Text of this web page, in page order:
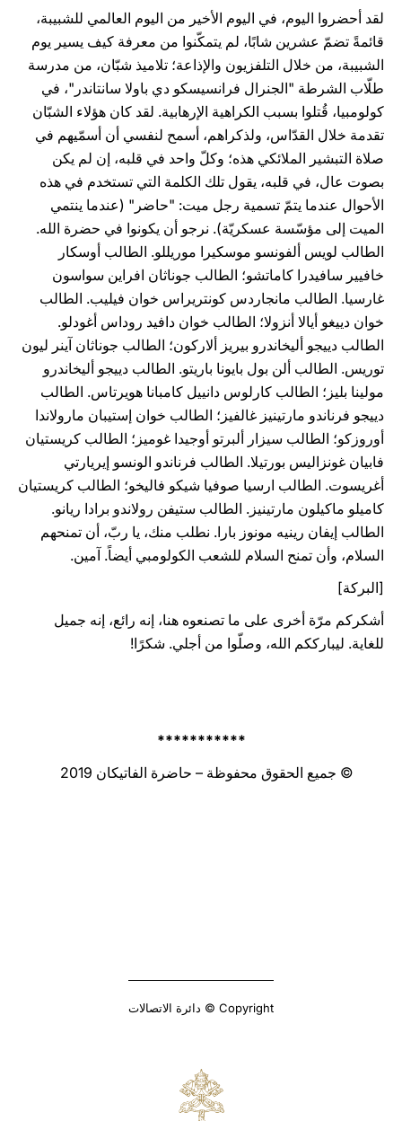
لقد أحضروا اليوم، في اليوم الأخير من اليوم العالمي للشبيبة،
قائمةً تضمّ عشرين شابًا، لم يتمكّنوا من معرفة كيف يسير يوم
الشبيبة، من خلال التلفزيون والإذاعة؛ تلاميذ شبّان، من مدرسة
طلّاب الشرطة "الجنرال فرانسيسكو دي باولا سانتاندر"، في
كولومبيا، قُتلوا بسبب الكراهية الإرهابية. لقد كان هؤلاء الشبّان
تقدمة خلال القدّاس، ولذكراهم، أسمح لنفسي أن أسمّيهم في
صلاة التبشير الملائكي هذه؛ وكلّ واحد في قلبه، إن لم يكن
بصوت عال، في قلبه، يقول تلك الكلمة التي تستخدم في هذه
الأحوال عندما يتمّ تسمية رجل ميت: "حاضر" (عندما ينتمي
الميت إلى مؤسّسة عسكريّة). نرجو أن يكونوا في حضرة الله.
الطالب لويس ألفونسو موسكيرا موريللو. الطالب أوسكار
خافيير سافيدرا كاماتشو؛ الطالب جوناثان افراين سواسون
غارسيا. الطالب مانجاردس كونتريراس خوان فيليب. الطالب
خوان دييغو أيالا أنزولا؛ الطالب خوان دافيد روداس أغودلو.
الطالب دييجو أليخاندرو بيريز ألاركون؛ الطالب جوناثان آينر ليون
توريس. الطالب ألن بول بايونا باريتو. الطالب دييجو أليخاندرو
مولينا بليز؛ الطالب كارلوس دانييل كامبانا هويرتاس. الطالب
دييجو فرناندو مارتينيز غالفيز؛ الطالب خوان إستيبان مارولاندا
أوروزكو؛ الطالب سيزار ألبرتو أوجيدا غوميز؛ الطالب كريستيان
فابيان غونزاليس بورتيلا. الطالب فرناندو الونسو إيريارتي
أغريسوت. الطالب ارسيا صوفيا شيكو فاليخو؛ الطالب كريستيان
كاميلو ماكيلون مارتينيز. الطالب ستيفن رولاندو برادا ريانو.
الطالب إيفان رينيه مونوز بارا. نطلب منك، يا ربّ، أن تمنحهم
السلام، وأن تمنح السلام للشعب الكولومبي أيضاً. آمين.
[البركة]
أشكركم مرّة أخرى على ما تصنعوه هنا، إنه رائع، إنه جميل
للغاية. ليبارككم الله، وصلّوا من أجلي. شكرًا!
***********
© جميع الحقوق محفوظة – حاضرة الفاتيكان 2019
Copyright © دائرة الاتصالات